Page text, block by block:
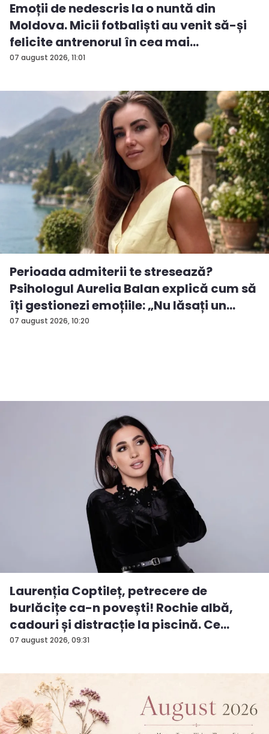
07 august 2026, 11:01
Emoții de nedescris la o nuntă din
Moldova. Micii fotbaliști au venit să-și
felicite antrenorul în cea mai
importan...
07 august 2026, 10:20
Perioada admiterii te stresează?
Psihologul Aurelia Balan explică cum să
îți gestionezi emoțiile: „Nu lăsați un
rezu...
07 august 2026, 09:31
Laurenția Coptileț, petrecere de
burlăcițe ca-n povești! Rochie albă,
cadouri și distracție la piscină. Ce
surp...